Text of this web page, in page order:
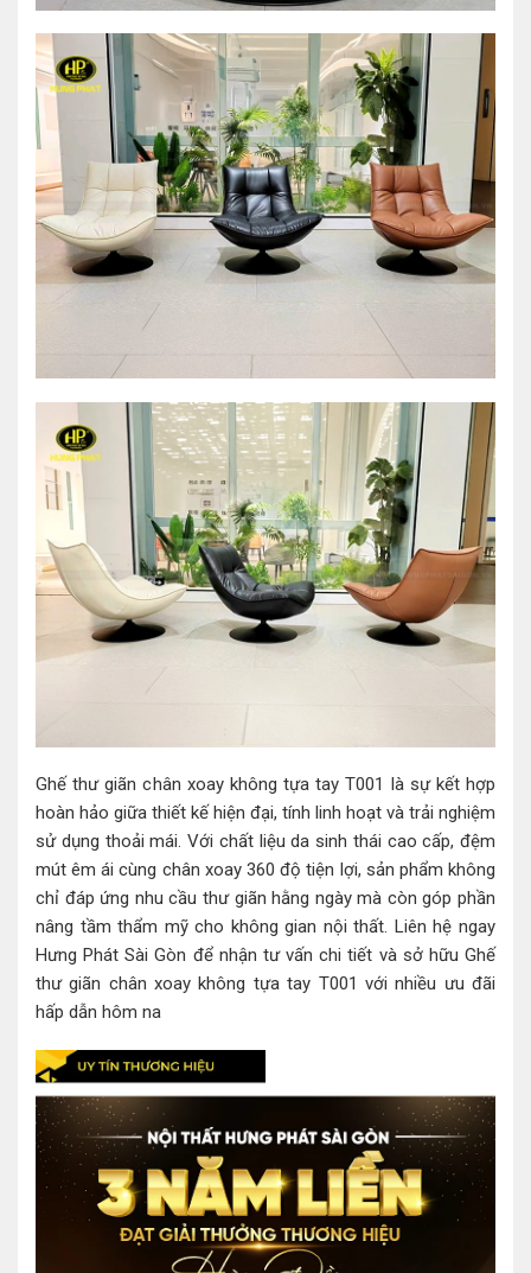
Ghế thư giãn chân xoay không tựa tay T001 là sự kết hợp
hoàn hảo giữa thiết kế hiện đại, tính linh hoạt và trải nghiệm
sử dụng thoải mái. Với chất liệu da sinh thái cao cấp, đệm
mút êm ái cùng chân xoay 360 độ tiện lợi, sản phẩm không
chỉ đáp ứng nhu cầu thư giãn hằng ngày mà còn góp phần
nâng tầm thẩm mỹ cho không gian nội thất. Liên hệ ngay
Hưng Phát Sài Gòn để nhận tư vấn chi tiết và sở hữu Ghế
thư giãn chân xoay không tựa tay T001 với nhiều ưu đãi
hấp dẫn hôm na